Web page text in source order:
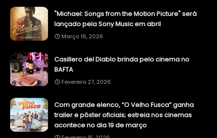
"Michael: Songs from the Motion Picture" será
lançado pela Sony Music em abril
Março 16, 2026
Casillero del Diablo brinda pelo cinema no
BAFTA
Fevereiro 27, 2026
Com grande elenco, “O Velho Fusca” ganha
trailer e pôster oficiais; estreia nos cinemas
acontece no dia 19 de março